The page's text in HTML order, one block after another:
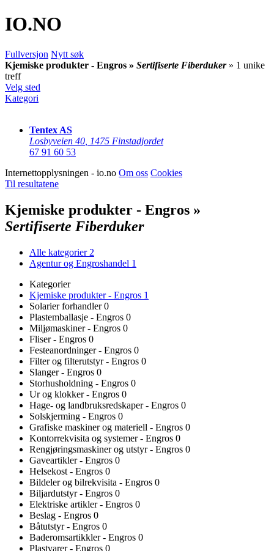
IO.NO
Fullversjon Nytt søk
Kjemiske produkter - Engros » Sertifiserte Fiberduker » 1 unike
treff
Velg sted
Kategori
Tentex AS
Losbyveien 40 1475 Finstadjordet
67 91 60 53
Internettopplysningen - io.no Om oss Cookies
Til resultatene
Kjemiske produkter - Engros »
Sertifiserte Fiberduker
Alle kategorier 2
Agentur og Engroshandel 1
Kategorier
Kjemiske produkter - Engros 1
Solarier forhandler0
Plastemballasje - Engros 0
Miljømaskiner - Engros 0
Fliser - Engros 0
Festeanordninger - Engros 0
Filter og filterutstyr - Engros 0
Slanger - Engros 0
Storhusholdning - Engros 0
Ur og klokker - Engros 0
Hage- og landbruksredskaper - Engros 0
Solskjerming - Engros 0
Grafiske maskiner og materiell - Engros 0
Kontorrekvisita og systemer - Engros 0
Rengjøringsmaskiner og utstyr - Engros 0
Gaveartikler - Engros 0
Helsekost - Engros 0
Bildeler og bilrekvisita - Engros 0
Biljardutstyr - Engros 0
Elektriske artikler - Engros 0
Beslag - Engros 0
Båtutstyr - Engros 0
Baderomsartikkler - Engros 0
Plastvarer - Engros 0